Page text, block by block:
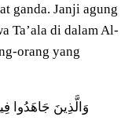
ganda. Janji agung
Ta’ala di dalam Al-
orang yang
وَالَّذِينَ جَاهَدُوا